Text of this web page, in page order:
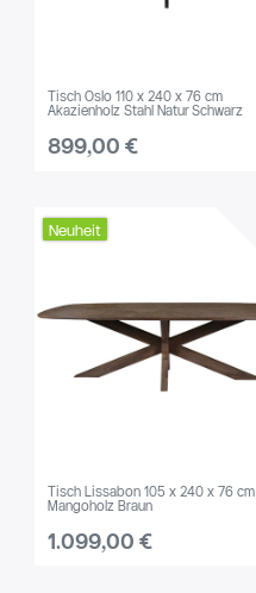
Tisch Oslo 110 x 240 x 76 cm
Akazienholz Stahl Natur Schwarz
899,00 €
Neuheit
Tisch Lissabon 105 x 240 x 76 cm
Mangoholz Braun
1.099,00 €